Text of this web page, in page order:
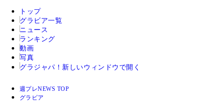
トップ
グラビア一覧
ニュース
ランキング
動画
写真
グラジャパ！ 新しいウィンドウで開く
週プレNEWS TOP
グラビア